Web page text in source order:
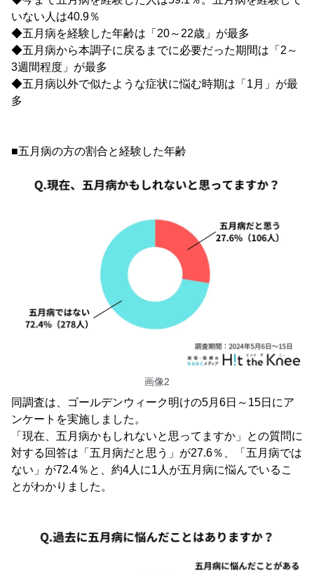
いない人は40.9％
◆五月病を経験した年齢は「20～22歳」が最多
◆五月病から本調子に戻るまでに必要だった期間は「2～
3週間程度」が最多
◆五月病以外で似たような症状に悩む時期は「1月」が最
多
■五月病の方の割合と経験した年齢
画像2
同調査は、ゴールデンウィーク明けの5月6日～15日にア
ンケートを実施しました。
「現在、五月病かもしれないと思ってますか」との質問に
対する回答は「五月病だと思う」が27.6％、「五月病では
ない」が72.4％と、約4人に1人が五月病に悩んでいるこ
とがわかりました。